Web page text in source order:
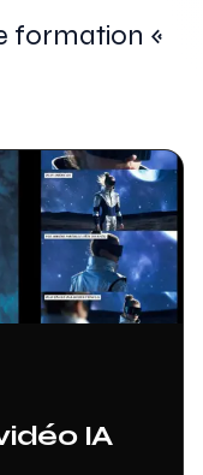
formation «
IA